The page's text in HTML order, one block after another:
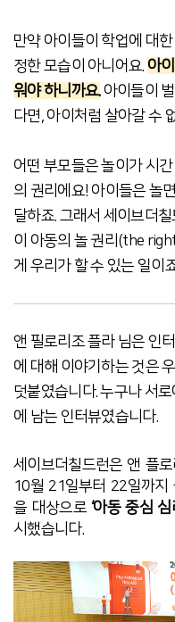
만약 아이들이 학업에 대
정한 모습이 아니어요. 아
워야 하니까요.아이들이
다면, 아이처럼 살아갈 수
어떤 부모들은 놀이가 시
의 권리에요! 아이들은 놀
달하죠. 그래서 세이브더
이 아동의 놀 권리(the
게 우리 가 할 수 있는 일이
앤 필로리조 플라 님은 인
에 대해 이야기하는 것은
덧붙였습니다. 누구나 서
에 남는 인터뷰였습니다.
세이브더칠드런은 앤 플
10월 21일부터 22일까지
을 대상으로‘아동 중심
시했습니다.